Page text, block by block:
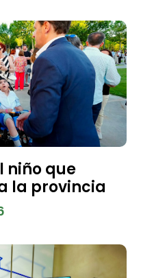
niño que
la provincia